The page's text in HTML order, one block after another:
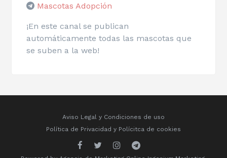
Mascotas Adopción
¡En este canal se publican
automáticamente todas las mascotas que
se suben a la web!
Aviso Legal y Condiciones de uso
Política de Privacidad y Polícitca de cookies